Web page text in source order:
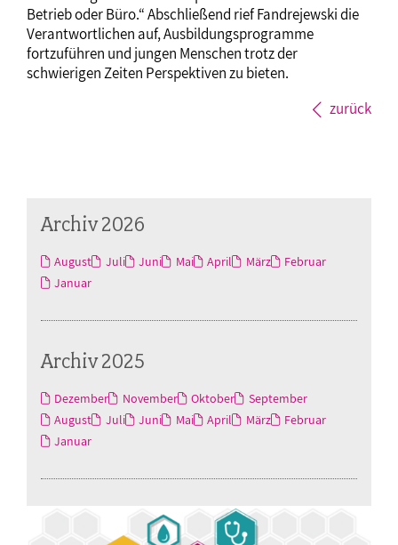
Betrieb oder Büro.“ Abschließend rief Fandrejewski die
Verantwortlichen auf, Ausbildungsprogramme
fortzuführen und jungen Menschen trotz der
schwierigen Zeiten Perspektiven zu bieten.
zurück
Archiv 2026
August Juli Juni Mai April März
Februar
Januar
Archiv 2025
Dezember November Oktober
September
August
Juli Juni Mai April März
Februar
Januar